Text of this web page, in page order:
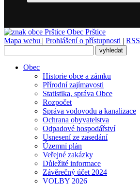
Obec Prštice
Mapa webu | Prohlášení o přístupnosti | RSS
Obec
Historie obce a zámku
Přírodní zajímavosti
Statistika, správa Obce
Rozpočet
Správa vodovodu a kanalizace
Ochrana obyvatelstva
Odpadové hospodářství
Usnesení ze zasedání
Územní plán
Veřejné zakázky
Důležité informace
Závěrečný účet 2024
VOLBY 2026